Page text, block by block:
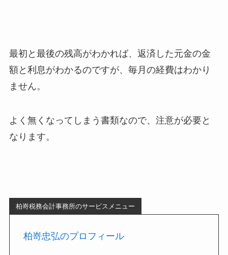
最初と最後の残高がわかれば、返済した元金の金
額と利息がわかるのですが、毎月の経費はわかり
ません。
よく無くなってしまう書類なので、注意が必要と
なります。
柏嵜税務会計事務所のサービスメニュー
柏嵜忠弘のプロフィール